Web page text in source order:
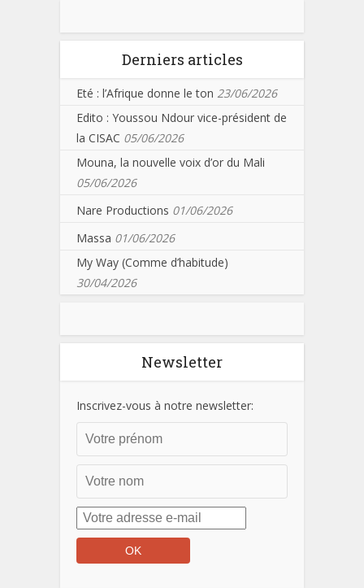
Derniers articles
Eté : l’Afrique donne le ton 23/06/2026
Edito : Youssou Ndour vice-président de
la CISAC 05/06/2026
Mouna, la nouvelle voix d’or du Mali
05/06/2026
Nare Productions 01/06/2026
Massa 01/06/2026
My Way (Comme d’habitude)
30/04/2026
Newsletter
Inscrivez-vous à notre newsletter: